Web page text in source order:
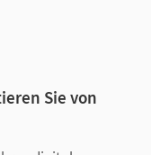
Sie von